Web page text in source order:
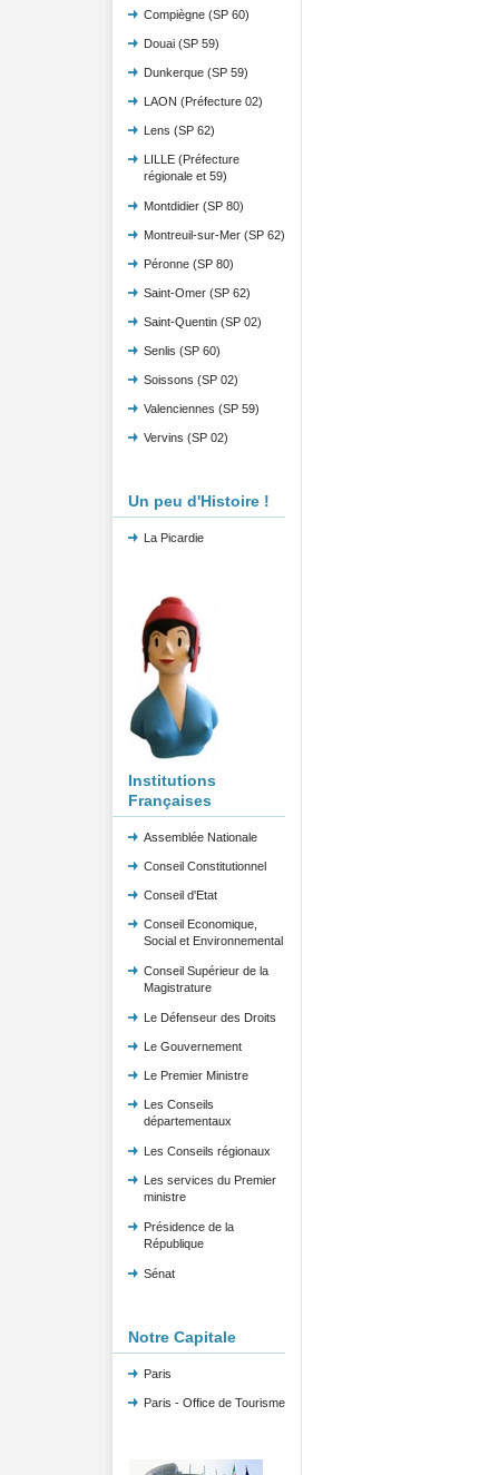
Compiègne (SP 60)
Douai (SP 59)
Dunkerque (SP 59)
LAON (Préfecture 02)
Lens (SP 62)
LILLE (Préfecture
régionale et 59)
Montdidier (SP 80)
Montreuil-sur-Mer (SP 62)
Péronne (SP 80)
Saint-Omer (SP 62)
Saint-Quentin (SP 02)
Senlis (SP 60)
Soissons (SP 02)
Valenciennes (SP 59)
Vervins (SP 02)
Un peu d'Histoire !
La Picardie
Institutions
Françaises
Assemblée Nationale
Conseil Constitutionnel
Conseil d'Etat
Conseil Economique,
Social et Environnemental
Conseil Supérieur de la
Magistrature
Le Défenseur des Droits
Le Gouvernement
Le Premier Ministre
Les Conseils
départementaux
Les Conseils régionaux
Les services du Premier
ministre
Présidence de la
République
Sénat
Notre Capitale
Paris
Paris - Office de Tourisme